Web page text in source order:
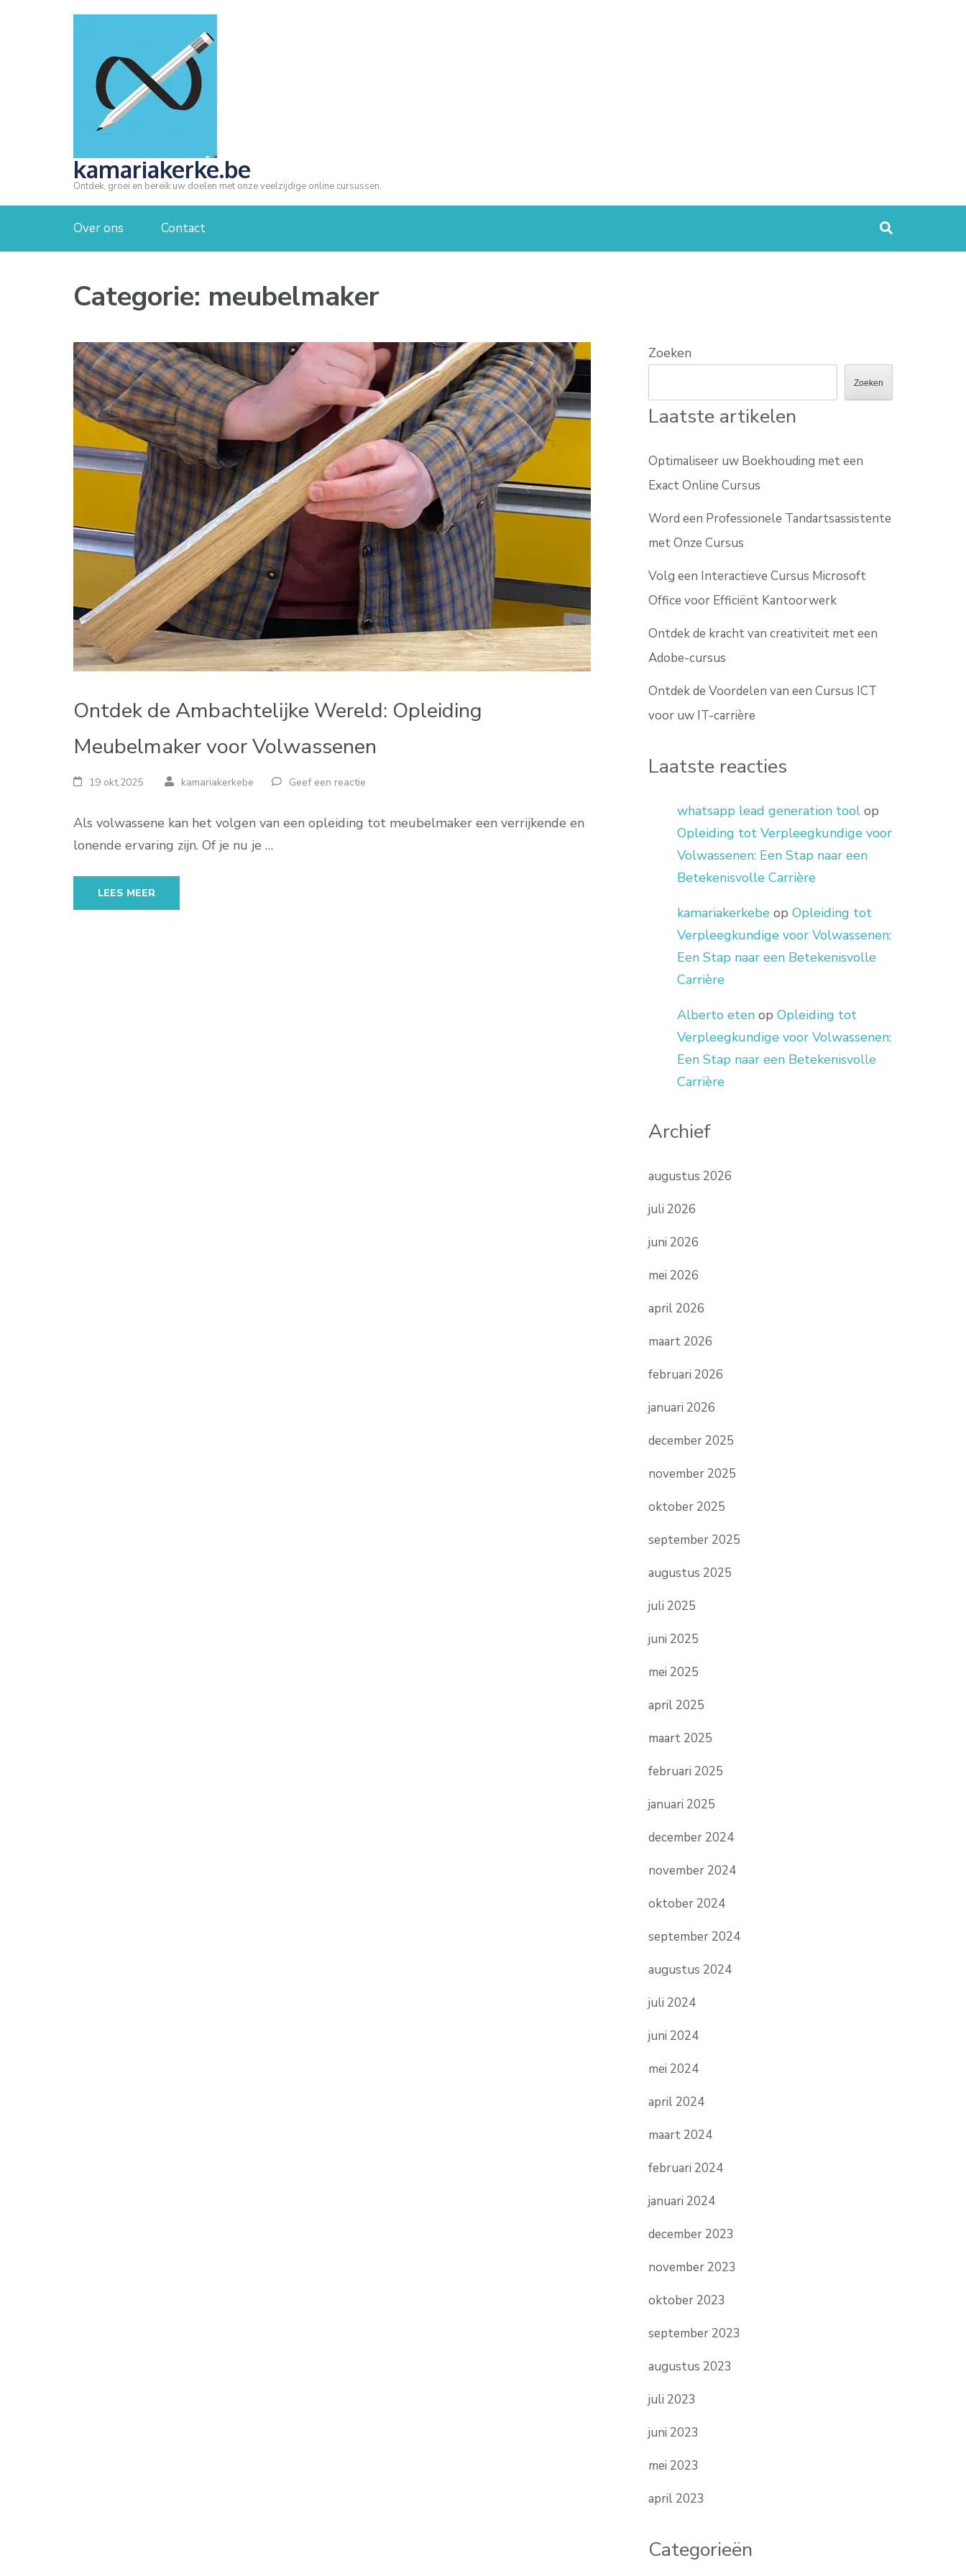
kamariakerke.be
Ontdek, groei en bereik uw doelen met onze veelzijdige online cursussen.
Over ons Contact
Categorie: meubelmaker
Ontdek de Ambachtelijke Wereld: Opleiding
Meubelmaker voor Volwassenen
19 okt,2025 kamariakerkebe Geef een reactie
Als volwassene kan het volgen van een opleiding tot meubelmaker een verrijkende en
lonende ervaring zijn. Of je nu je …
LEES MEER
Zoeken
Zoeken
Laatste artikelen
Optimaliseer uw Boekhouding met een
Exact Online Cursus
Word een Professionele Tandartsassistente
met Onze Cursus
Volg een Interactieve Cursus Microsoft
Office voor Efficiënt Kantoorwerk
Ontdek de kracht van creativiteit met een
Adobe-cursus
Ontdek de Voordelen van een Cursus ICT
voor uw IT-carrière
Laatste reacties
whatsapp lead generation tool op
Opleiding tot Verpleegkundige voor
Volwassenen: Een Stap naar een
Betekenisvolle Carrière
kamariakerkebe opOpleiding tot
Verpleegkundige voor Volwassenen:
Een Stap naar een Betekenisvolle
Carrière
Alberto eten opOpleiding tot
Verpleegkundige voor Volwassenen:
Een Stap naar een Betekenisvolle
Carrière
Archief
augustus 2026
juli 2026
juni 2026
mei 2026
april 2026
maart 2026
februari 2026
januari 2026
december 2025
november 2025
oktober 2025
september 2025
augustus 2025
juli 2025
juni 2025
mei 2025
april 2025
maart 2025
februari 2025
januari 2025
december 2024
november 2024
oktober 2024
september 2024
augustus 2024
juli 2024
juni 2024
mei 2024
april 2024
maart 2024
februari 2024
januari 2024
december 2023
november 2023
oktober 2023
september 2023
augustus 2023
juli 2023
juni 2023
mei 2023
april 2023
Categorieën